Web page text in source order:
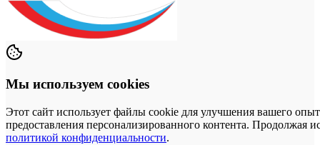
Мы используем cookies
Этот сайт использует файлы cookie для улучшения вашего
предоставления персонализированного контента. Продолжая
политикой конфиденциальности.